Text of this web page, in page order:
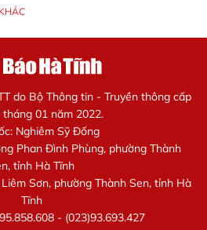
KHÁC
do Bộ Thông tin - Truyền thông cấp
tháng 01 năm 2022.
Nghiêm Sỹ Đống
Phan Đình Phùng, phường Thành
tỉnh Hà Tĩnh
Sơn, phường Thành Sen, tỉnh Hà
Tĩnh
- (023)93.693.427